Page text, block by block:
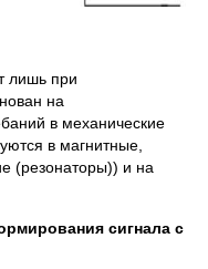
лишь при
на
в механические
в магнитные,
(резонаторы)) и на
сигнала с